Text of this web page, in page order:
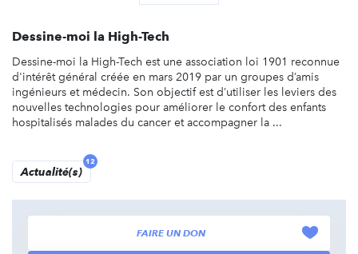
Dessine-moi la High-Tech
Dessine-moi la High-Tech est une association loi 1901 reconnue
d'intérêt général créée en mars 2019 par un groupes d’amis
ingénieurs et médecin. Son objectif est d’utiliser les leviers des
nouvelles technologies pour améliorer le confort des enfants
hospitalisés malades du cancer et accompagner la ...
Actualité(s)
12
FAIRE UN DON